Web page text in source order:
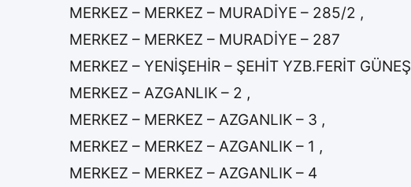
MERKEZ – MERKEZ – MURADİYE – 285/2 ,
MERKEZ – MERKEZ – MURADİYE – 287
MERKEZ – YENİŞEHİR – ŞEHİT YZB.FERİT GÜNEŞ
MERKEZ – AZGANLIK – 2 ,
MERKEZ – MERKEZ – AZGANLIK – 3 ,
MERKEZ – MERKEZ – AZGANLIK – 1 ,
MERKEZ – MERKEZ – AZGANLIK – 4